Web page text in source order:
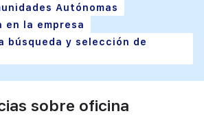
Autónomas
en la empresa
búsqueda y selección de
sobre oficina